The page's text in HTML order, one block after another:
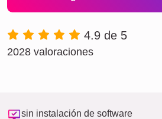
4.9 de 5
2028 valoraciones
sin instalación de software